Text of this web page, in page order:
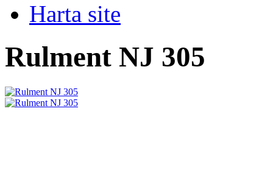
Harta site
Rulment NJ 305